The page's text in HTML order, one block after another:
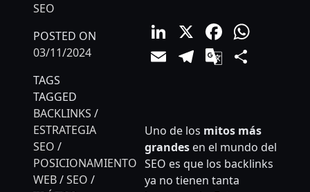
SEO
POSTED ON
03/11/2024
TAGS
TAGGED
BACKLINKS /
ESTRATEGIA
SEO /
POSICIONAMIENTO
WEB/SEO /
LinkedIn
X
EmailTelegram
Google
Uno de los mitos más
grandesen el mundo del
SEO es que los backlinks
ya no tienen tanta